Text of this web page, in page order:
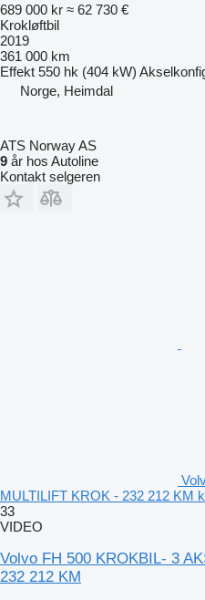
689 000 kr ≈ 62 730 €
Krokløftbil
2019
361 000 km
Effekt 550 hk (404 kW)
Norge, Heimdal
ATS Norway AS
9 år hos Autoline
Kontakt selgeren
MULTILIFT KROK - 232 212 KM
33
VIDEO
Volvo FH 500 KROKBIL- 3
232 212 KM